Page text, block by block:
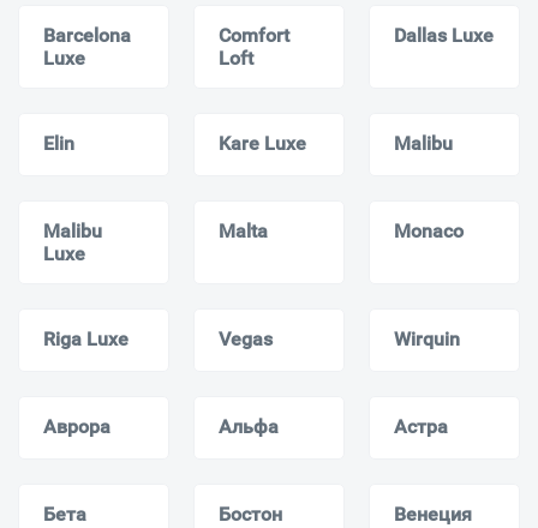
Barcelona
Luxe
Comfort
Loft
Dallas Luxe
Elin Kare Luxe Malibu
Malibu
Luxe
Malta Monaсo
Riga Luxe Vegas Wirquin
Аврора Альфа Астра
Бета Бостон Венеция